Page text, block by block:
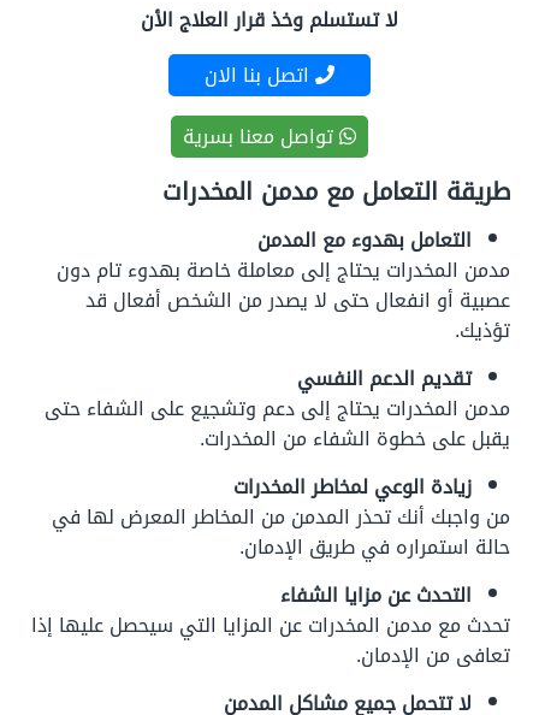
لا تستسلم وخذ قرار العلاج الأن
اتصل بنا الان
تواصل معنا بسرية
طريقة التعامل مع مدمن المخدرات
التعامل بهدوء مع المدمن
مدمن المخدرات يحتاج إلى معاملة خاصة بهدوء تام دون
عصبية أو انفعال حتى لا يصدر من الشخص أفعال قد
تؤذيك.
تقديم الدعم النفسي
مدمن المخدرات يحتاج إلى دعم وتشجيع على الشفاء حتى
يقبل على خطوة الشفاء من المخدرات.
زيادة الوعي لمخاطر المخدرات
من واجبك أنك تحذر المدمن من المخاطر المعرض لها في
حالة استمراره في طريق الإدمان.
التحدث عن مزايا الشفاء
تحدث مع مدمن المخدرات عن المزايا التي سيحصل عليها إذا
تعافى من الإدمان.
لا تتحمل جميع مشاكل المدمن